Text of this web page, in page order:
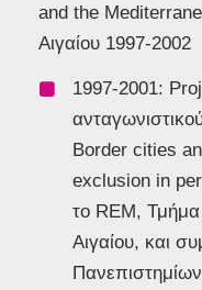
and the
Αιγαίου 1997-2002
1997-2001:
Border cities
exclusion in
το REM,
Αιγαίου, και